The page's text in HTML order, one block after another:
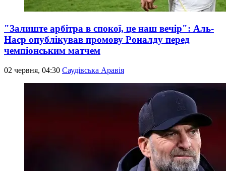
"Залиште арбітра в спокої, це наш вечір": Аль-
Наср опублікував промову Роналду перед
чемпіонським матчем
02 червня, 04:30 Саудівська Аравія